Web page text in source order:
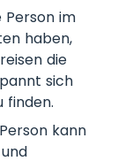
Person im
haben,
die
sich
finden.
kann